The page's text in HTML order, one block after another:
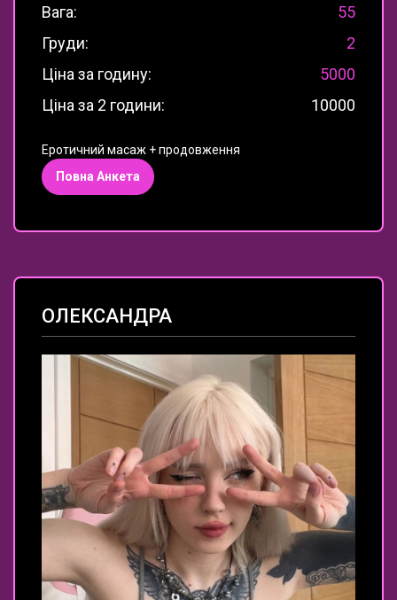
Вага:
55
Груди:
2
Ціна за годину:
5000
Ціна за 2 години:
10000
Еротичний масаж + продовження
Повна Анкета
ОЛЕКСАНДРА